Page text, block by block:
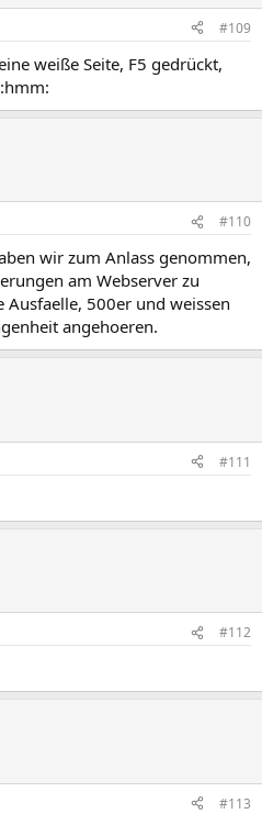
#109
weiße Seite, F5 gedrückt,
#110
wir zum Anlass genommen,
am Webserver zu
500er und weissen
angehoeren.
#111
#112
#113